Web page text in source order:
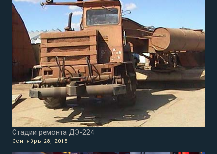
Стадии ремонта ДЭ-224
Сентябрь 28, 2015